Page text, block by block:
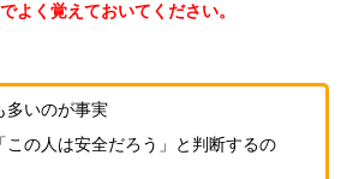
よく覚えておいてください。
多いのが事実
この人は安全だろう」と判断するの